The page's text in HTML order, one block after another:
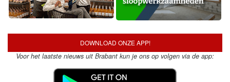
DOWNLOAD ONZE APP!
Voor het laatste nieuws uit Brabant kun je ons op volgen via de app: